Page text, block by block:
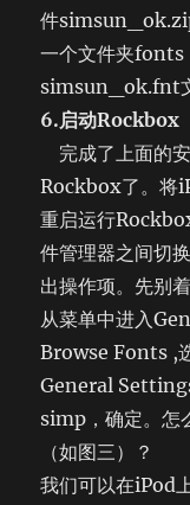
件
一个文件夹fonts
simsun_ok.fnt
6.启动Rockbox
完成了上面的
Rockbox了。将
重启运行
件管理器之间切
出操作项。先别
从菜单中进入
Browse Fonts ,
General
simp，确定。怎
（如图三）？
我们可以在iPod